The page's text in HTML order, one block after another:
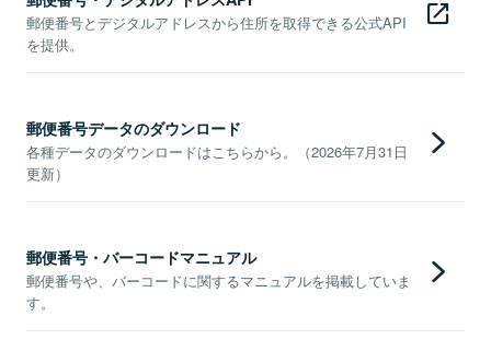
郵便番号とデジタルアドレスから住所を取得できる公式API
を提供。
郵便番号データのダウンロード
各種データのダウンロードはこちらから。（2026年7月31日
更新）
郵便番号・バーコードマニュアル
郵便番号や、バーコードに関するマニュアルを掲載していま
す。